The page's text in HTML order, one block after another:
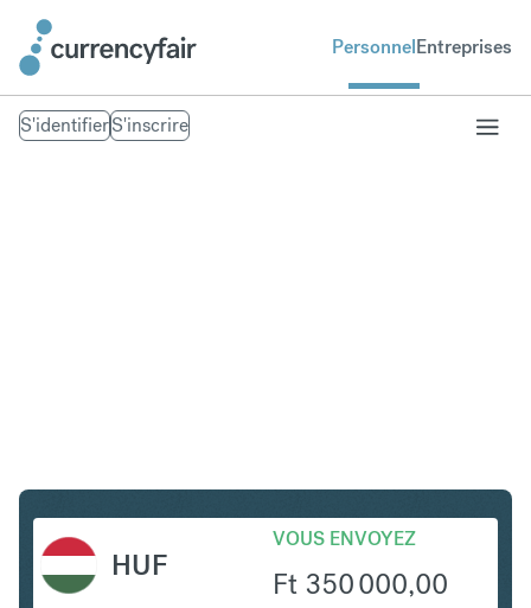
PersonnelEntreprises
S'identifierS'inscrire
HUF
VOUS ENVOYEZ
Ft 350 000,00